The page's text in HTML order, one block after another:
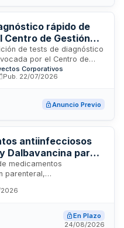
correspondiente.
rápido de
de Gestión
de tests de diagnóstico
por el Centro de
El suministro
ágil de patógenos
presupuesto de
se enmarca en las
de Jaca. Se admiten
en productos de
de laboratorio.
Corporativos
Pub. 22/07/2026
Anuncio Previo
antiinfecciosos
Dalbavancina para
Zaragoza
medicamentos
parenteral,
destinados al
Miguel Servet y del
contrato para garantizar
de uso hospitalario en el
En Plazo
24/08/2026